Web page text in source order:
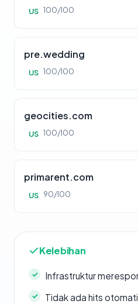
US 100/100
pre.wedding
US 100/100
geocities.com
US 100/100
primarent.com
US 90/100
Kelebihan
Infrastruktur
Tidak ada hits